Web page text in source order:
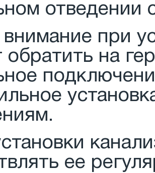
отведении
при
обратить на
ее